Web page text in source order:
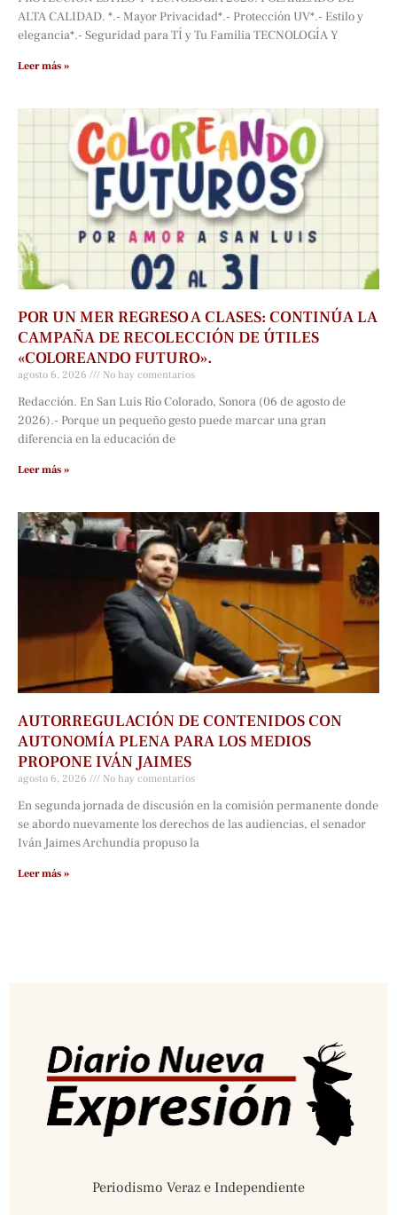
ALTA CALIDAD. *.- Mayor Privacidad*.- Protección UV*.- Estilo y
elegancia*.- Seguridad para TÍ y Tu Familia TECNOLOGÍA Y
Leer más »
POR UN MER REGRESO A CLASES: CONTINÚA LA
CAMPAÑA DE RECOLECCIÓN DE ÚTILES
«COLOREANDO FUTURO».
agosto 6, 2026 No hay comentarios
Redacción. En San Luis Río Colorado, Sonora (06 de agosto de
2026).- Porque un pequeño gesto puede marcar una gran
diferencia en la educación de
Leer más »
AUTORREGULACIÓN DE CONTENIDOS CON
AUTONOMÍA PLENA PARA LOS MEDIOS
PROPONE IVÁN JAIMES
agosto 6, 2026 No hay comentarios
En segunda jornada de discusión en la comisión permanente donde
se abordo nuevamente los derechos de las audiencias, el senador
Iván Jaimes Archundia propuso la
Leer más »
Periodismo Veraz e Independiente